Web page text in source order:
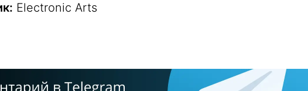
Electronic Arts